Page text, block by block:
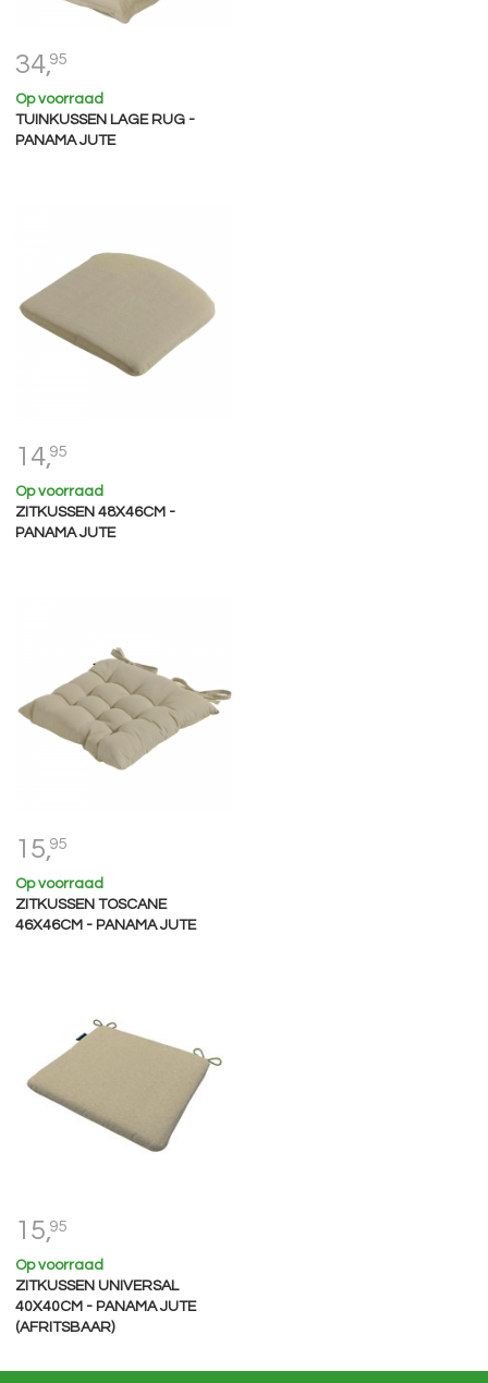
34,95
Op voorraad
TUINKUSSEN LAGE RUG -
PANAMA JUTE
14,95
Op voorraad
ZITKUSSEN 48X46CM -
PANAMA JUTE
15,95
Op voorraad
ZITKUSSEN TOSCANE
46X46CM - PANAMA JUTE
15,95
Op voorraad
ZITKUSSEN UNIVERSAL
40X40CM - PANAMA JUTE
(AFRITSBAAR)